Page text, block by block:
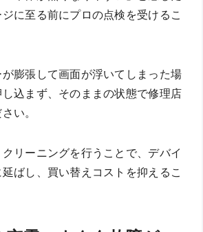
に至る前にプロの点検を受けるこ
膨張して画面が浮いてしまった場
込まず、そのままの状態で修理店
い。
リーニングを行うことで、デバイ
ばし、買い替えコストを抑えるこ